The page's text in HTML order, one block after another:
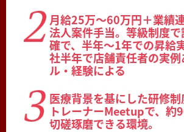
月給25万〜60万円＋業績
法人案件手当。等級制度
確で、半年〜1年での昇給
社半年で店舗責任者の実
ル・経験による
医療背景を基にした研修
トレーナーMeetupで、約
切磋琢磨できる環境。